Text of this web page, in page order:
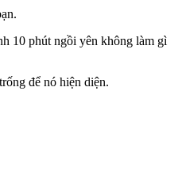
10 phút ngồi yên không làm gì
để nó hiện diện.